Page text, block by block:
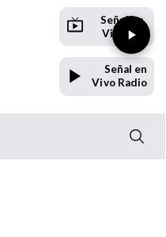
Señal en
Vivo TV
Señal en
Vivo Radio